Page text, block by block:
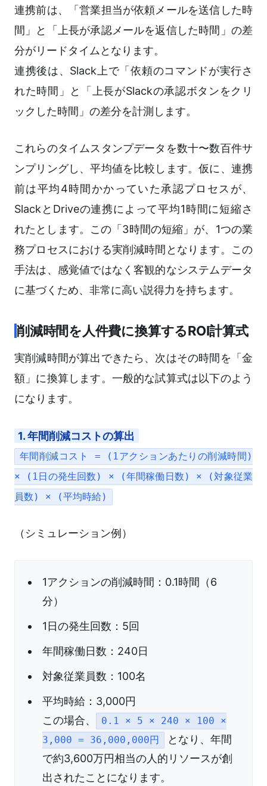
連携前は、「営業担当が依頼メールを送信した時
間」と「上長が承認メールを返信した時間」の差
分がリードタイムとなります。
連携後は、Slack上で「依頼のコマンドが実行さ
れた時間」と「上長がSlackの承認ボタンをクリ
ックした時間」の差分を計測します。
これらのタイムスタンプデータを数十〜数百件サ
ンプリングし、平均値を比較します。仮に、連携
前は平均4時間かかっていた承認プロセスが、
SlackとDriveの連携によって平均1時間に短縮さ
れたとします。この「3時間の短縮」が、1つの業
務プロセスにおける実削減時間となります。この
手法は、感覚値ではなく客観的なシステムデータ
に基づくため、非常に高い説得力を持ちます。
削減時間を人件費に換算するROI計算式
実削減時間が算出できたら、次はその時間を「金
額」に換算します。一般的な試算式は以下のよう
になります。
1. 年間削減コストの算出
年間削減コスト = (1アクションあたりの削減時間)
× (1日の発生回数) × (年間稼働日数) × (対象従業
員数) × (平均時給)
（シミュレーション例）
1アクションの削減時間：0.1時間（6
分）
1日の発生回数：5回
年間稼働日数：240日
対象従業員数：100名
平均時給：3,000円
この場合、
0.1 × 5 × 240 × 100 ×
3,000 = 36,000,000円
となり、年間
で約3,600万円相当の人的リソースが創
出されたことになります。